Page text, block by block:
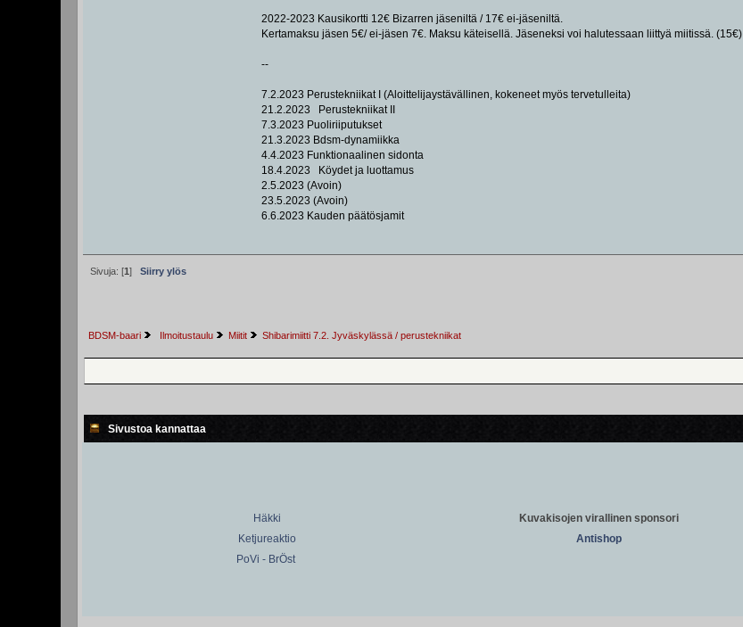
2022-2023 Kausikortti 12€ Bizarren jäseniltä / 17€ ei-jäseniltä.
Kertamaksu jäsen 5€/ ei-jäsen 7€. Maksu käteisellä. Jäseneksi voi halutessaan liittyä miitissä. (15€)
--
7.2.2023 Perustekniikat I (Aloittelijaystävällinen, kokeneet myös tervetulleita)
21.2.2023 Perustekniikat II
7.3.2023 Puoliriiputukset
21.3.2023 Bdsm-dynamiikka
4.4.2023 Funktionaalinen sidonta
18.4.2023 Köydet ja luottamus
2.5.2023 (Avoin)
23.5.2023 (Avoin)
6.6.2023 Kauden päätösjamit
Sivuja: [1]Siirry ylös
BDSM-baari Ilmoitustaulu Miitit Shibarimiitti 7.2. Jyväskylässä / perustekniikat
Sivustoa kannattaa
Häkki Kuvakisojen virallinen sponsori
Ketjureaktio
Antishop
PoVi - BrÖst